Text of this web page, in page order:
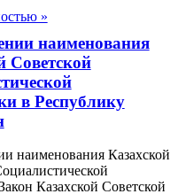
»
наименования
Советской
в Республику
наименования Казахской
Казахской Советской